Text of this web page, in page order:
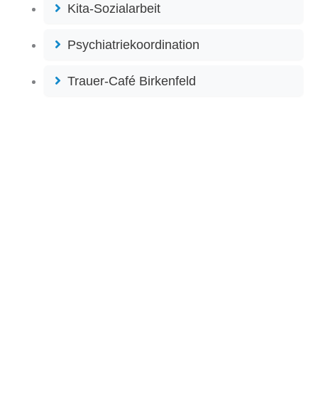
Kita-Sozialarbeit
Psychiatriekoordination
Trauer-Café Birkenfeld